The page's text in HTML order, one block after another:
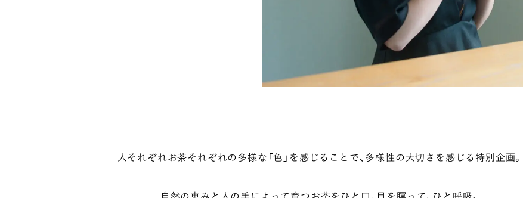
栃木
愛知 三重 長崎
岡山 広島
人それぞれお茶それぞれの多様な「色」を感じることで、多様性の大切さを感じる特別企画。